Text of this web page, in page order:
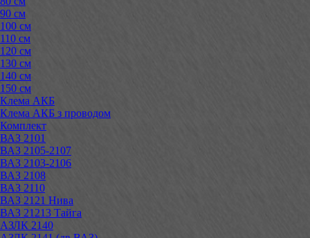
90 см
100 см
110 см
120 см
130 см
140 см
150 см
Клема АКБ
Клема АКБ з проводом
Комплект
ВАЗ 2101
ВАЗ 2105-2107
ВАЗ 2103-2106
ВАЗ 2108
ВАЗ 2110
ВАЗ 2121 Нива
ВАЗ 21213 Тайга
АЗЛК 2140